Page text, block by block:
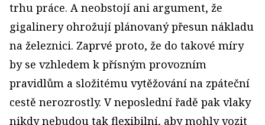
trhu práce. A neobstojí ani argument, že
gigalinery ohrožují plánovaný přesun nákladu
na železnici. Zaprvé proto, že do takové míry
by se vzhledem k přísným provozním
pravidlům a složitému vytěžování na zpáteční
cestě nerozrostly. V neposlední řadě pak vlaky
nikdy nebudou tak flexibilní, aby mohly vozit